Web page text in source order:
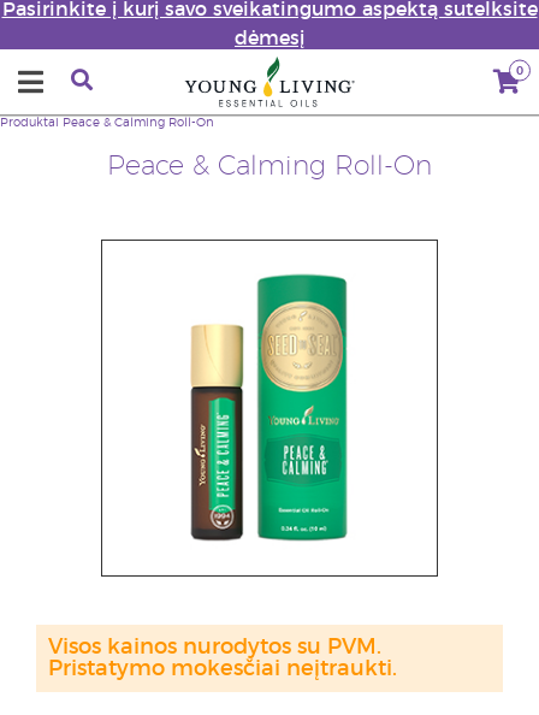
Pasirinkite į kurį savo sveikatingumo aspektą sutelksite
dėmesį
0
Peace & Calming Roll-On
Produktai Peace & Calming Roll-On
Visos kainos nurodytos su PVM.
Pristatymo mokesčiai neįtraukti.